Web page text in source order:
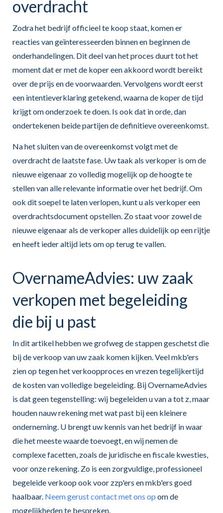
overdracht
Zodra het bedrijf officieel te koop staat, komen er
reacties van geïnteresseerden binnen en beginnen de
onderhandelingen. Dit deel van het proces duurt tot het
moment dat er met de koper een akkoord wordt bereikt
over de prijs en de voorwaarden. Vervolgens wordt eerst
een intentieverklaring getekend, waarna de koper de tijd
krijgt om onderzoek te doen. Is ook dat in orde, dan
ondertekenen beide partijen de definitieve overeenkomst.
Na het sluiten van de overeenkomst volgt met de
overdracht de laatste fase. Uw taak als verkoper is om de
nieuwe eigenaar zo volledig mogelijk op de hoogte te
stellen van alle relevante informatie over het bedrijf. Om
ook dit soepel te laten verlopen, kunt u als verkoper een
overdrachtsdocument opstellen. Zo staat voor zowel de
nieuwe eigenaar als de verkoper alles duidelijk op een rijtje
en heeft ieder altijd iets om op terug te vallen.
OvernameAdvies: uw zaak
verkopen met begeleiding
die bij u past
In dit artikel hebben we grofweg de stappen geschetst die
bij de verkoop van uw zaak komen kijken. Veel mkb'ers
zien op tegen het verkoopproces en vrezen tegelijkertijd
de kosten van volledige begeleiding. Bij OvernameAdvies
is dat geen tegenstelling: wij begeleiden u van a tot z, maar
houden nauw rekening met wat past bij een kleinere
onderneming. U brengt uw kennis van het bedrijf in waar
die het meeste waarde toevoegt, en wij nemen de
complexe facetten, zoals de juridische en fiscale kwesties,
voor onze rekening. Zo is een zorgvuldige, professioneel
begeleide verkoop ook voor zzp'ers en mkb'ers goed
haalbaar. Neem gerust contact met ons op om de
mogelijkheden te bespreken.